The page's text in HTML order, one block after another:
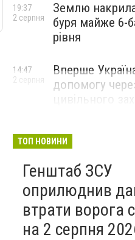
Землю
буря майже 6-
рівня
19:37
2 серпня
Вперше
допомогу
цивільного
14:47
2 серпня
ТОП НОВИНИ
Генштаб ЗСУ
оприлюднив
втрати ворога
на 2 серпня